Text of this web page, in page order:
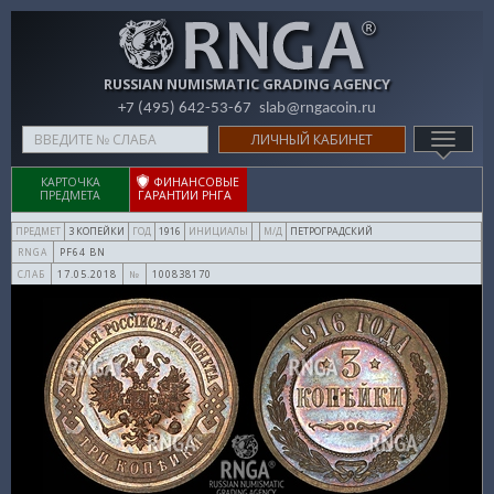
RUSSIAN NUMISMATIC GRADING AGENCY
+7 (495) 642-53-67 slab@rngacoin.ru
Type
your
search
here
ЛИЧНЫЙ КАБИНЕТ
КАРТОЧКА
ПРЕДМЕТА
ФИНАНСОВЫЕ
ГАРАНТИИ РНГА
ПРЕДМЕТ 3 КОПЕЙКИ ГОД 1916 ИНИЦИАЛЫ М/Д ПЕТРОГРАДСКИЙ
RNGA PF64 BN
СЛАБ 17.05.2018 № 100838170